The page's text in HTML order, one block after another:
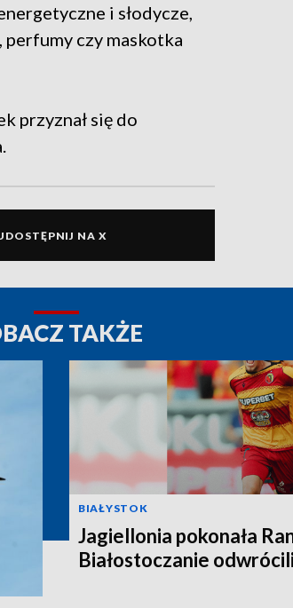
i słodycze,
perfumy czy maskotka
przyznał się do
NA X
TAKŻE
BIAŁYSTOK
Jagiellonia pokonała
Białostoczanie